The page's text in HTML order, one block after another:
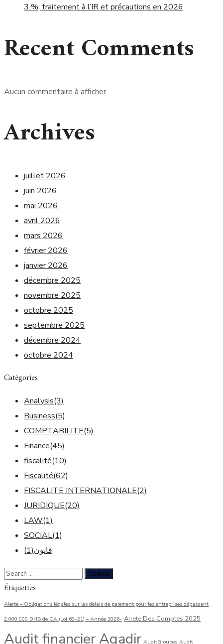
3 %, traitement à l’IR et précautions en 2026
Recent Comments
Aucun commentaire à afficher.
Archives
juillet 2026
juin 2026
mai 2026
avril 2026
mars 2026
février 2026
janvier 2026
décembre 2025
novembre 2025
octobre 2025
septembre 2025
décembre 2024
octobre 2024
Catégories
Analysis(3)
Business(5)
COMPTABILITE(5)
Finance(45)
fiscalité(10)
Fiscalité(62)
FISCALITE INTERNATIONALE(2)
JURIDIQUE(20)
LAW(1)
SOCIAL(1)
قانون(1)
Étiquettes
Alerte – Obligations légales sur les délais de paiement pour les entreprises dépassant
2.000.000 DHS de CA (Loi 69-21) – Année 2026- Arrete Des Comptes 2025
Audit financier Agadir AuditGroupes Audit